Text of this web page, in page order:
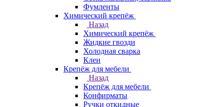
Фумленты
Химический крепёж
Назад
Химический крепёж
Жидкие гвозди
Холодная сварка
Клеи
Крепёж для мебели
Назад
Крепёж для мебели
Конфирматы
Ручки откидные